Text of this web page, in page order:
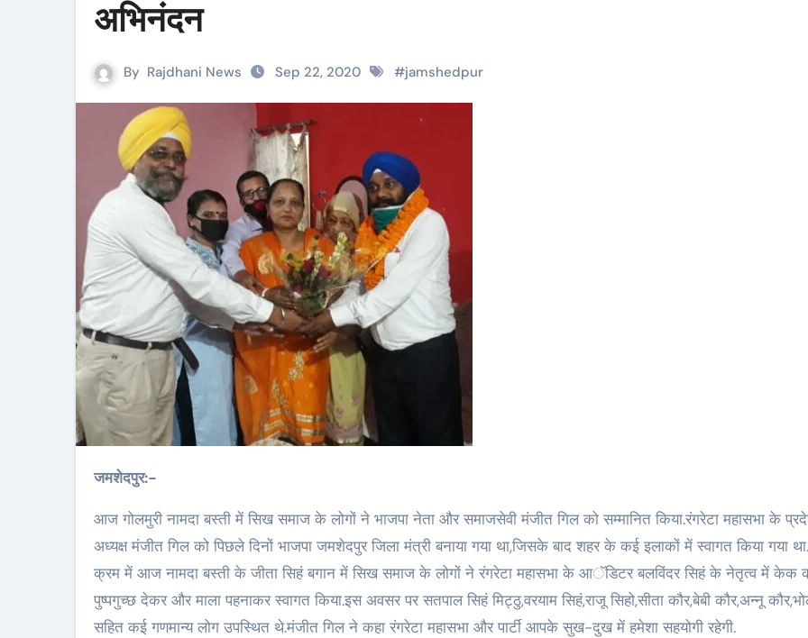
अभिनंदन
By Rajdhani News Sep 22, 2020 #jamshedpur
जमशेदपुर:-
आज गोलमुरी नामदा बस्ती में सिख समाज के लोगों ने भाजपा नेता और समाजसेवी मंजीत गिल को सम्मानित किया.रंगरेटा महासभा के
अध्यक्ष मंजीत गिल को पिछले दिनों भाजपा जमशेदपुर जिला मंत्री बनाया गया था,जिसके बाद शहर के कई इलाकों में स्वागत किया गया
क्रम में आज नामदा बस्ती के जीता सिहं बगान में सिख समाज के लोगों ने रंगरेटा महासभा के आॅडिटर बलविंदर सिहं के नेतृत्व में केक
पुष्पगुच्छ देकर और माला पहनाकर स्वागत किया.इस अवसर पर सतपाल सिहं मिट्ठु,वरयाम सिहं,राजू सिहो,सीता कौर,बेबी कौर,अन्नू
सहित कई गणमान्य लोग उपस्थित थे.मंजीत गिल ने कहा रंगरेटा महासभा और पार्टी आपके सुख-दुख में हमेशा सहयोगी रहेगी.